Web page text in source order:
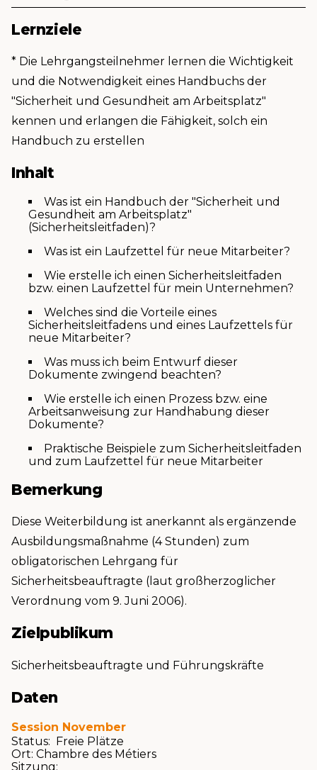
Lernziele
* Die Lehrgangsteilnehmer lernen die Wichtigkeit
und die Notwendigkeit eines Handbuchs der
"Sicherheit und Gesundheit am Arbeitsplatz"
kennen und erlangen die Fähigkeit, solch ein
Handbuch zu erstellen
Inhalt
Was ist ein Handbuch der "Sicherheit und
Gesundheit am Arbeitsplatz"
(Sicherheitsleitfaden)?
Was ist ein Laufzettel für neue Mitarbeiter?
Wie erstelle ich einen Sicherheitsleitfaden
bzw. einen Laufzettel für mein Unternehmen?
Welches sind die Vorteile eines
Sicherheitsleitfadens und eines Laufzettels für
neue Mitarbeiter?
Was muss ich beim Entwurf dieser
Dokumente zwingend beachten?
Wie erstelle ich einen Prozess bzw. eine
Arbeitsanweisung zur Handhabung dieser
Dokumente?
Praktische Beispiele zum Sicherheitsleitfaden
und zum Laufzettel für neue Mitarbeiter
Bemerkung
Diese Weiterbildung ist anerkannt als ergänzende
Ausbildungsmaßnahme (4 Stunden) zum
obligatorischen Lehrgang für
Sicherheitsbeauftragte (laut großherzoglicher
Verordnung vom 9. Juni 2006).
Zielpublikum
Sicherheitsbeauftragte und Führungskräfte
Daten
Session November
Status: Freie Plätze
Ort: Chambre des Métiers
Sitzung: